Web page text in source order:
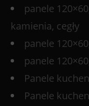
panele
kamienia, cegły
panele
panele
Panele
Panele